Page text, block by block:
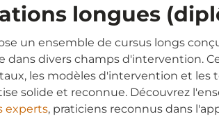
longues
un ensemble de cursus longs
dans divers champs d'intervention.
les modèles d'intervention et les
solide et reconnue. Découvrez
experts, praticiens reconnus dans